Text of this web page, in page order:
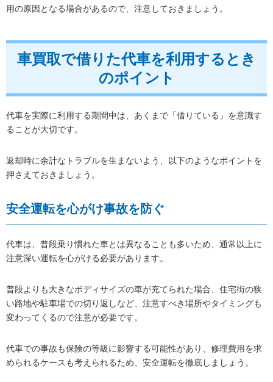
用の原因となる場合があるので、注意しておきましょう。
車買取で借りた代車を利用するとき
のポイント
代車を実際に利用する期間中は、あくまで「借りている」を意識す
ることが大切です。
返却時に余計なトラブルを生まないよう、以下のようなポイントを
押さえておきましょう。
安全運転を心がけ事故を防ぐ
代車は、普段乗り慣れた車とは異なることも多いため、通常以上に
注意深い運転を心がける必要があります。
普段よりも大きなボディサイズの車が充てられた場合、住宅街の狭
い路地や駐車場での切り返しなど、注意すべき場所やタイミングも
変わってくるので注意が必要です。
代車での事故も保険の等級に影響する可能性があり、修理費用を求
められるケースも考えられるため、安全運転を徹底しましょう。